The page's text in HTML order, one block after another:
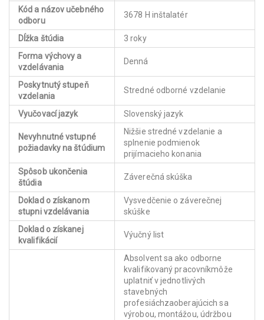
Kód a názov učebného
odboru
3678 H inštalatér
Dĺžka štúdia
3 roky
Forma výchovy a
vzdelávania
Denná
Poskytnutý stupeň
vzdelania
Stredné odborné vzdelanie
Vyučovací jazyk Slovenský jazyk
Nevyhnutné vstupné
požiadavky na štúdium
Nižšie stredné vzdelanie a
splnenie podmienok
prijímacieho konania
Spôsob ukončenia
štúdia
Záverečná skúška
Doklad o získanom
stupni vzdelávania
Vysvedčenie o záverečnej
skúške
Doklad o získanej
kvalifikácií
Výučný list
Absolvent sa ako odborne
kvalifikovaný pracovníkmôže
uplatniť v jednotlivých
stavebných
profesiáchzaoberajúcich sa
výrobou, montážou, údržbou